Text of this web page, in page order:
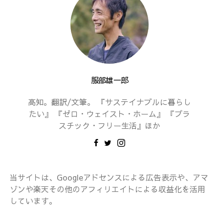
服部雄一郎
高知。翻訳/文筆。 『サステイナブルに暮らし
たい』 『ゼロ・ウェイスト・ホーム』 『プラ
スチック・フリー生活』ほか
当サイトは、Googleアドセンスによる広告表示や、アマ
ゾンや楽天その他のアフィリエイトによる収益化を活用
しています。